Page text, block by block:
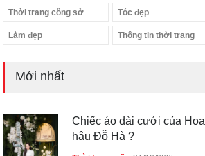
Thời trang công sở Tóc đẹp
Làm đẹp Thông tin thời trang
Mới nhất
Chiếc áo dài cưới của Hoa
hậu Đỗ Hà ?